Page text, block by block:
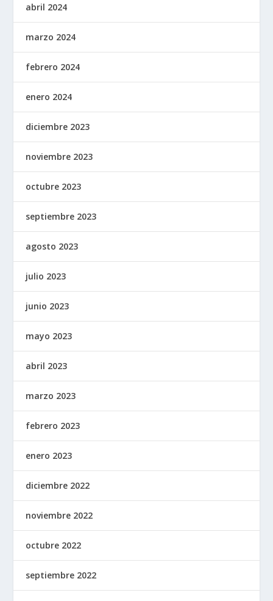
abril 2024
marzo 2024
febrero 2024
enero 2024
diciembre 2023
noviembre 2023
octubre 2023
septiembre 2023
agosto 2023
julio 2023
junio 2023
mayo 2023
abril 2023
marzo 2023
febrero 2023
enero 2023
diciembre 2022
noviembre 2022
octubre 2022
septiembre 2022